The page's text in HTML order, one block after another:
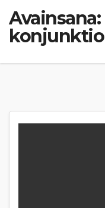
Avainsana:
konjunktio